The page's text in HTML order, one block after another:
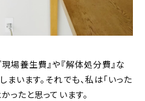
場養生費』や『解体処分費』な
います。それでも、私は「いった
ったと思っています。